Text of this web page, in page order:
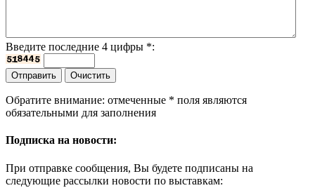
Введите последние 4 цифры *:
Обратите внимание: отмеченные * поля являются
обязательными для заполнения
Подписка на новости:
При отправке сообщения, Вы будете подписаны на
следующие рассылки новости по выставкам: